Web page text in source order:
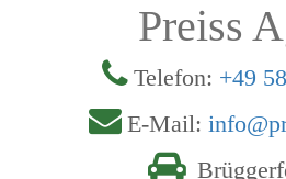
Preiss
Telefon: +49
E-Mail: